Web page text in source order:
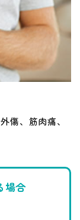
傷、筋肉痛、
場合